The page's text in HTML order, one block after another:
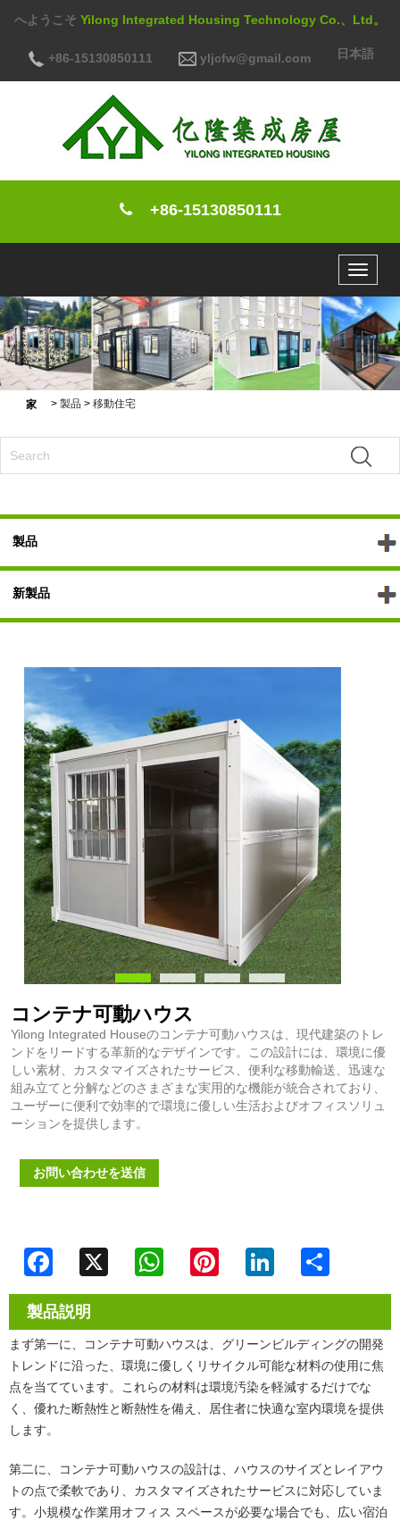
へようこそ Yilong Integrated Housing Technology Co.、Ltd。
+86-15130850111 yljcfw@gmail.com 日本語
Toggle
+86-15130850111
家 > 製品 > 移動住宅
製品
新製品
コンテナ可動ハウス
Yilong Integrated Houseのコンテナ可動ハウスは、現代建築のトレ
ンドをリードする革新的なデザインです。この設計には、環境に優
しい素材、カスタマイズされたサービス、便利な移動輸送、迅速な
組み立てと分解などのさまざまな実用的な機能が統合されており、
ユーザーに便利で効率的で環境に優しい生活およびオフィスソリュ
ーションを提供します。
お問い合わせを送信
Facebook WhatsApp Pinterest LinkedIn
製品説明
まず第一に、コンテナ可動ハウスは、グリーンビルディングの開発
トレンドに沿った、環境に優しくリサイクル可能な材料の使用に焦
点を当てています。これらの材料は環境汚染を軽減するだけでな
く、優れた断熱性と断熱性を備え、居住者に快適な室内環境を提供
します。
第二に、コンテナ可動ハウスの設計は、ハウスのサイズとレイアウ
トの点で柔軟であり、カスタマイズされたサービスに対応していま
す。小規模な作業用オフィス スペースが必要な場合でも、広い宿泊